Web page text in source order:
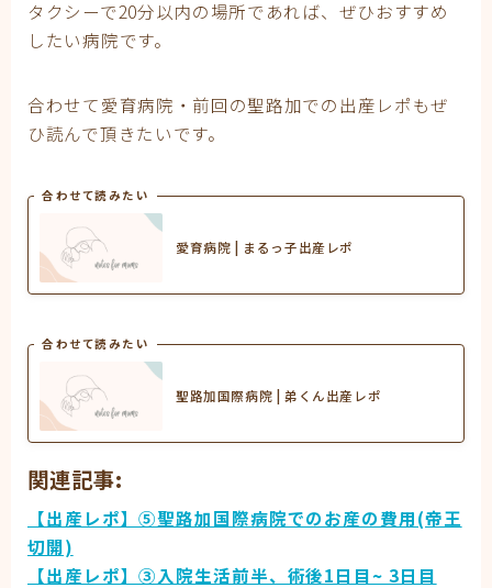
タクシーで20分以内の場所であれば、ぜひおすすめ
したい病院です。
合わせて愛育病院・前回の聖路加での出産レポもぜ
ひ読んで頂きたいです。
合わせて読みたい
愛育病院 | まるっ子出産レポ
合わせて読みたい
聖路加国際病院 | 弟くん出産レポ
関連記事:
【出産レポ】⑤聖路加国際病院でのお産の費用(帝王
切開)
【出産レポ】③入院生活前半、術後1日目~ 3日目